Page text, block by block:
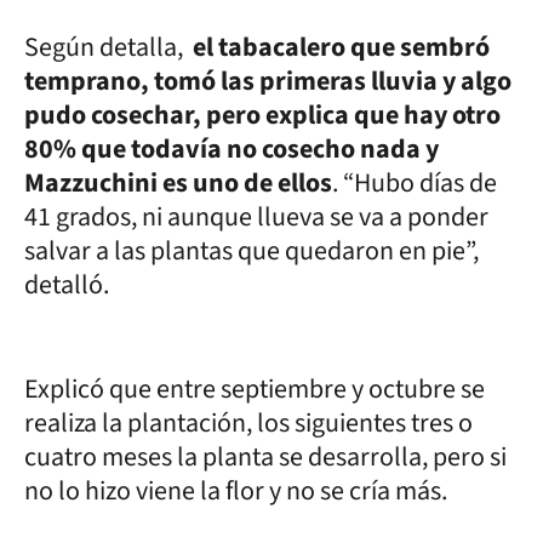
Según detalla, el tabacalero que sembró
temprano, tomó las primeras lluvia y algo
pudo cosechar, pero explica que hay otro
80% que todavía no cosecho nada y
Mazzuchini es uno de ellos. “Hubo días de
41 grados, ni aunque llueva se va a ponder
salvar a las plantas que quedaron en pie”,
detalló.
Explicó que entre septiembre y octubre se
realiza la plantación, los siguientes tres o
cuatro meses la planta se desarrolla, pero si
no lo hizo viene la flor y no se cría más.